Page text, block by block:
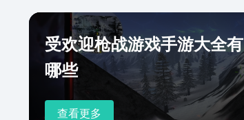
受欢迎枪战游戏手游大全有
哪些
查看更多